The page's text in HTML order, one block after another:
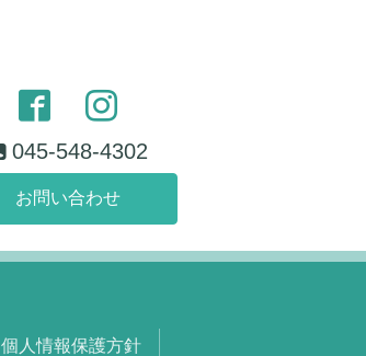
045-548-4302
お問い合わせ
個人情報保護方針